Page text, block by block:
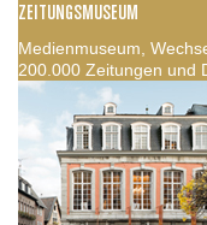
ZEITUNGSMUSEUM
Medienmuseum,
200.000 Zeitungen und